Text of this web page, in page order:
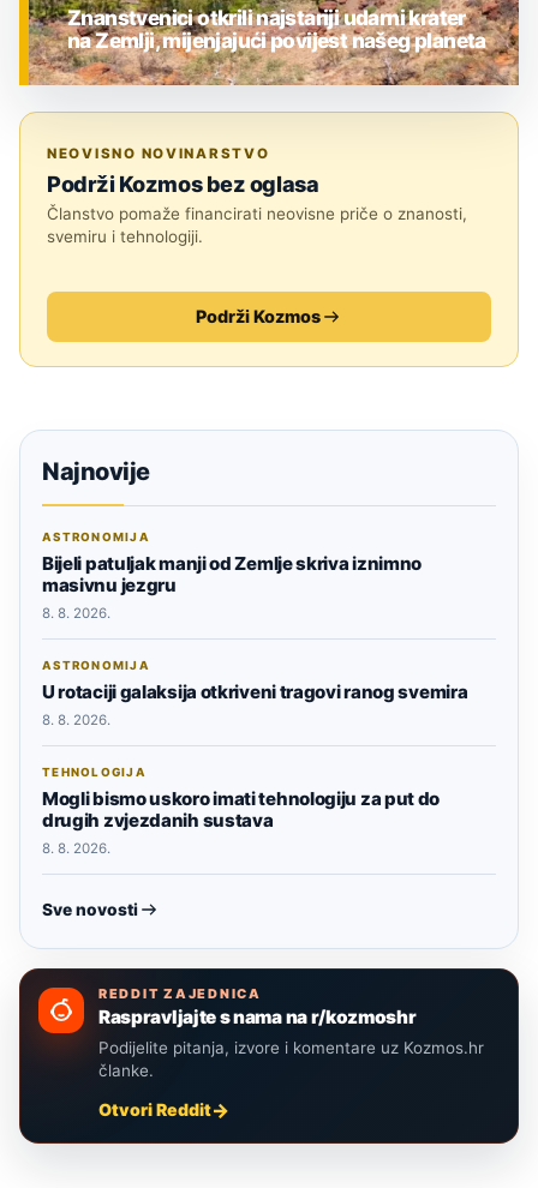
Znanstvenici otkrili najstariji udarni krater
na Zemlji, mijenjajući povijest našeg planeta
NEOVISNO NOVINARSTVO
Podrži Kozmos bez oglasa
Članstvo pomaže financirati neovisne priče o znanosti,
svemiru i tehnologiji.
Podrži Kozmos
Najnovije
ASTRONOMIJA
Bijeli patuljak manji od Zemlje skriva iznimno
masivnu jezgru
8. 8. 2026.
ASTRONOMIJA
U rotaciji galaksija otkriveni tragovi ranog svemira
8. 8. 2026.
TEHNOLOGIJA
Mogli bismo uskoro imati tehnologiju za put do
drugih zvjezdanih sustava
8. 8. 2026.
Sve novosti
REDDIT ZAJEDNICA
Raspravljajte s nama na r/kozmoshr
Podijelite pitanja, izvore i komentare uz Kozmos.hr
članke.
Otvori Reddit